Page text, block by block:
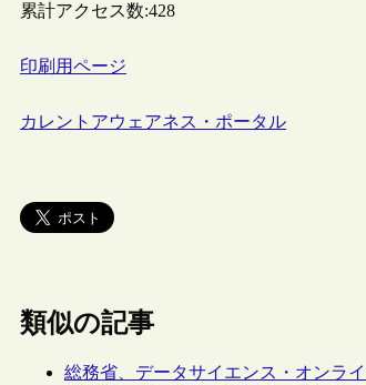
累計アクセス数:428
印刷用ページ
カレントアウェアネス・ポータル
類似の記事
総務省、データサイエンス・オンラ